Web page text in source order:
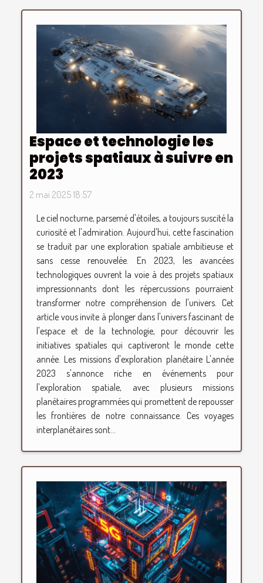
Espace et technologie les
projets spatiaux à suivre en
2023
2 mai 2025 18:57
Le ciel nocturne, parsemé d'étoiles, a toujours suscité la
curiosité et l'admiration. Aujourd'hui, cette fascination
se traduit par une exploration spatiale ambitieuse et
sans cesse renouvelée. En 2023, les avancées
technologiques ouvrent la voie à des projets spatiaux
impressionnants dont les répercussions pourraient
transformer notre compréhension de l'univers. Cet
article vous invite à plonger dans l'univers fascinant de
l'espace et de la technologie, pour découvrir les
initiatives spatiales qui captiveront le monde cette
année. Les missions d'exploration planétaire L'année
2023 s'annonce riche en événements pour
l'exploration spatiale, avec plusieurs missions
planétaires programmées qui promettent de repousser
les frontières de notre connaissance. Ces voyages
interplanétaires sont...